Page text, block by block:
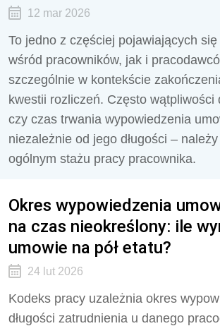
12 mar 2026
To jedno z częściej pojawiających
wśród pracowników, jak i
szczególnie w kontekście
kwestii rozliczeń. Często wątpliwości
czy czas trwania wypowiedzenia
niezależnie od jego długości –
ogólnym stażu pracy pracownika.
Okres wypowiedzenia
na czas nieokreślony: ile
umowie na pół etatu?
24 lut 2026
Kodeks pracy uzależnia okres
długości zatrudnienia u danego